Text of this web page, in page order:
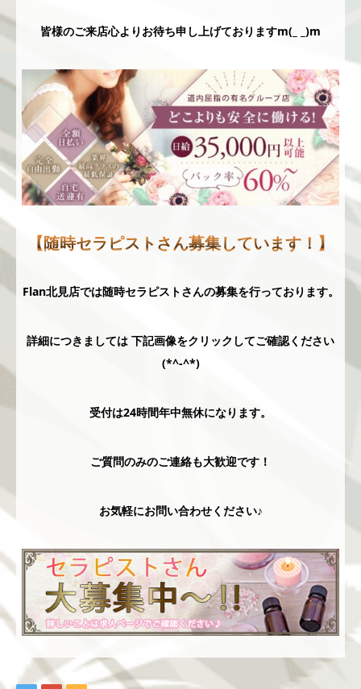
皆様のご来店心よりお待ち申し上げておりますm(_ _)m
【随時セラピストさん募集しています！】
Flan北見店では随時セラピストさんの募集を行っております。
詳細につきましては 下記画像をクリックしてご確認ください
(*^-^*)
受付は24時間年中無休になります。
ご質問のみのご連絡も大歓迎です！
お気軽にお問い合わせください♪